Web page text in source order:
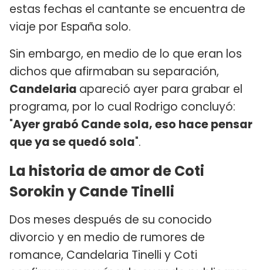
estas fechas el cantante se encuentra de
viaje por España solo.
Sin embargo, en medio de lo que eran los
dichos que afirmaban su separación,
Candelaria apareció ayer para grabar el
programa, por lo cual Rodrigo concluyó:
"Ayer grabó Cande sola, eso hace pensar
que ya se quedó sola".
La historia de amor de Coti
Sorokin y Cande Tinelli
Dos meses después de su conocido
divorcio y en medio de rumores de
romance, Candelaria Tinelli y Coti